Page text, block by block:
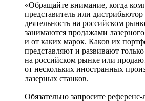
«Обращайте внимание, когда
представитель или
деятельность на российском
занимаются продажами
и от каких марок. Каков их
представляют и развивают
на российском рынке или
от нескольких иностранных
лазерных станков.
Обязательно запросите референс-